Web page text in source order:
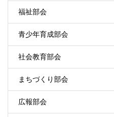
福祉部会
青少年育成部会
社会教育部会
まちづくり部会
広報部会